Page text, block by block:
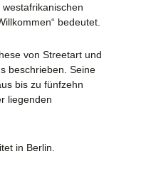
bedeutet.
von Streetart und
beschrieben. Seine
bis zu fünfzehn
liegenden
in Berlin.